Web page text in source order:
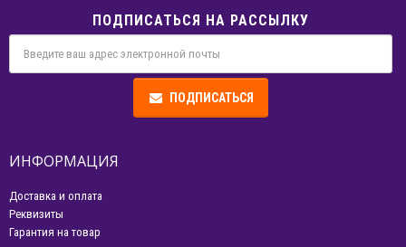
ПОДПИСАТЬСЯ НА РАССЫЛКУ
ПОДПИСАТЬСЯ
ИНФОРМАЦИЯ
Доставка и оплата
Реквизиты
Гарантия на товар